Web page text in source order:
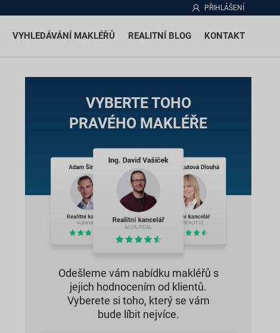
PŘIHLÁŠENÍ
VYHLEDÁVÁNÍ MAKLÉŘŮ REALITNÍ BLOG KONTAKT
VYBERTE TOHO
PRAVÉHO MAKLÉŘE
Odešleme vám nabídku makléřů s
jejich hodnocením od klientů.
Vyberete si toho, který se vám
bude líbit nejvíce.